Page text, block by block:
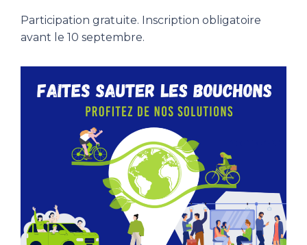
Participation gratuite. Inscription obligatoire
avant le 10 septembre.